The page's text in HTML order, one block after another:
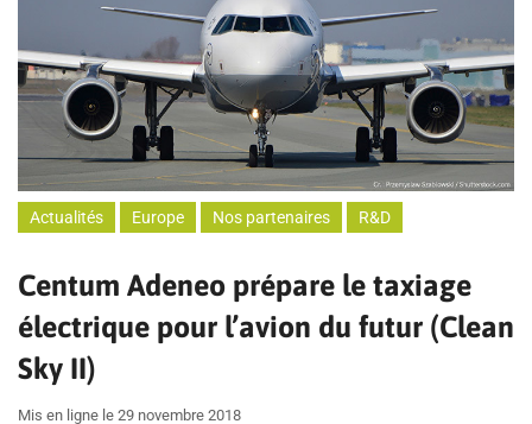
Actualités Europe Nos partenaires R&D
Centum Adeneo prépare le taxiage
électrique pour l’avion du futur (Clean
Sky II)
Mis en ligne le 29 novembre 2018